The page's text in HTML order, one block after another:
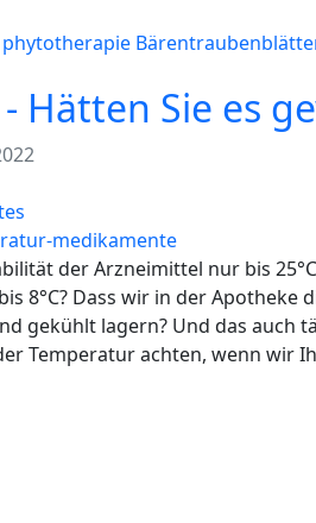
phytotherapie
Hätten Sie es
der Arzneimittel nur bis
8°C? Dass wir in der Apotheke
gekühlt lagern? Und das auch
Temperatur achten, wenn wir